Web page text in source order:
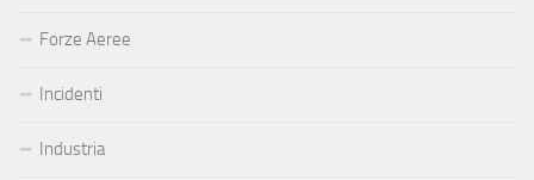
Forze Aeree
Incidenti
Industria